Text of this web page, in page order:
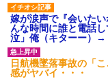
嫁が涙声で『会いた
んな時間に誰と電話
泣」俺（キターー）→
日航機墜落事故の「
感がヤバイ・・・